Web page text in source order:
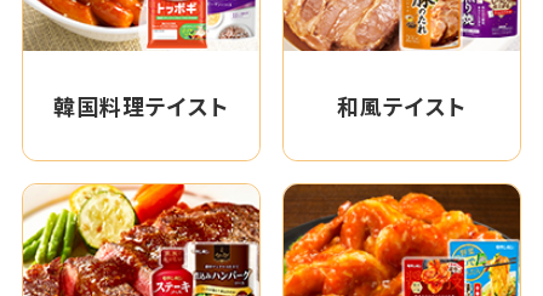
韓国料理テイスト 和風テイスト